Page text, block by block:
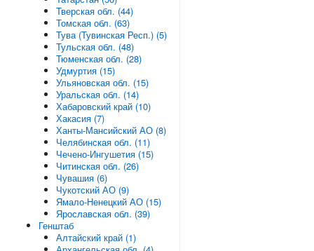
Тверская обл. (44)
Томская обл. (63)
Тува (Тувинская Респ.) (5)
Тульская обл. (48)
Тюменская обл. (28)
Удмуртия (15)
Ульяновская обл. (15)
Уральская обл. (14)
Хабаровский край (10)
Хакасия (7)
Ханты-Мансийский АО (8)
Челябинская обл. (11)
Чечено-Ингушетия (15)
Читинская обл. (26)
Чувашия (6)
Чукотский АО (9)
Ямало-Ненецкий АО (15)
Ярославская обл. (39)
Генштаб
Алтайский край (1)